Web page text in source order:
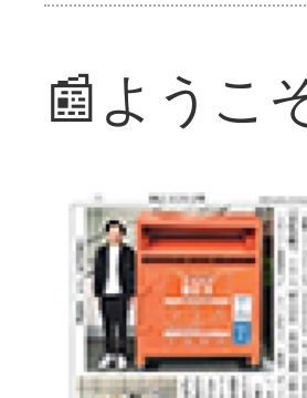
📰ようこ